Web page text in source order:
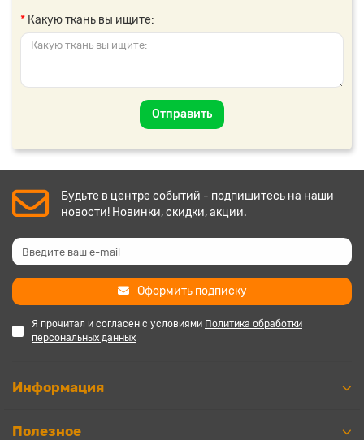
Какую ткань вы ищите:
Отправить
Будьте в центре событий - подпишитесь на наши
новости! Новинки, скидки, акции.
Оформить подписку
Я прочитал и согласен с условиями Политика обработки
персональных данных
Информация
Полезное